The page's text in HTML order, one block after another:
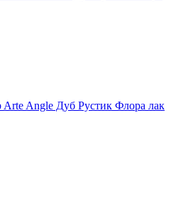
Angle Дуб Рустик Флора лак